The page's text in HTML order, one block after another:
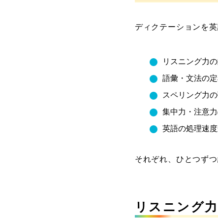
ディクテーションを
リスニング力
語彙・文法の
スペリング力
集中力・注意
英語の処理速
それぞれ、ひとつず
リスニング